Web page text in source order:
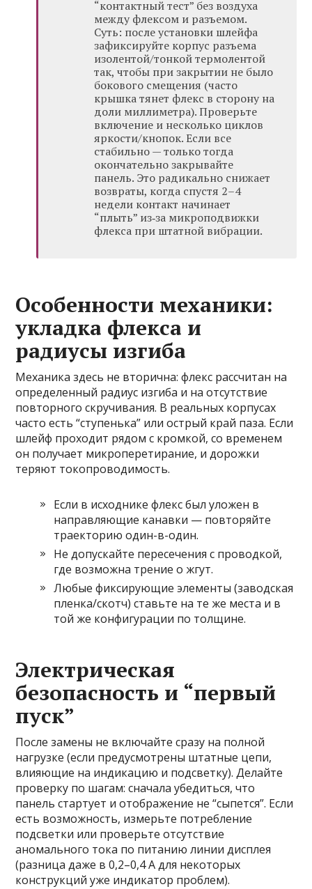
“контактный тест” без воздуха
между флексом и разъемом.
Суть: после установки шлейфа
зафиксируйте корпус разъема
изолентой/тонкой термолентой
так, чтобы при закрытии не было
бокового смещения (часто
крышка тянет флекс в сторону на
доли миллиметра). Проверьте
включение и несколько циклов
яркости/кнопок. Если все
стабильно — только тогда
окончательно закрывайте
панель. Это радикально снижает
возвраты, когда спустя 2–4
недели контакт начинает
“плыть” из‑за микроподвижки
флекса при штатной вибрации.
Особенности механики:
укладка флекса и
радиусы изгиба
Механика здесь не вторична: флекс рассчитан на
определенный радиус изгиба и на отсутствие
повторного скручивания. В реальных корпусах
часто есть “ступенька” или острый край паза. Если
шлейф проходит рядом с кромкой, со временем
он получает микроперетирание, и дорожки
теряют токопроводимость.
Если в исходнике флекс был уложен в
направляющие канавки — повторяйте
траекторию один-в-один.
Не допускайте пересечения с проводкой,
где возможна трение о жгут.
Любые фиксирующие элементы (заводская
пленка/скотч) ставьте на те же места и в
той же конфигурации по толщине.
Электрическая
безопасность и “первый
пуск”
После замены не включайте сразу на полной
нагрузке (если предусмотрены штатные цепи,
влияющие на индикацию и подсветку). Делайте
проверку по шагам: сначала убедиться, что
панель стартует и отображение не “сыпется”. Если
есть возможность, измерьте потребление
подсветки или проверьте отсутствие
аномального тока по питанию линии дисплея
(разница даже в 0,2–0,4 А для некоторых
конструкций уже индикатор проблем).